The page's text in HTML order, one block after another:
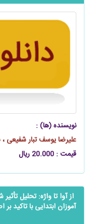
نویسنده (ها) :
علیرضا یوسف تبار
قیمت : 20.000 ریال
از آوا تا واژه: تحلیل
آموزان ابتدایی با تاکید